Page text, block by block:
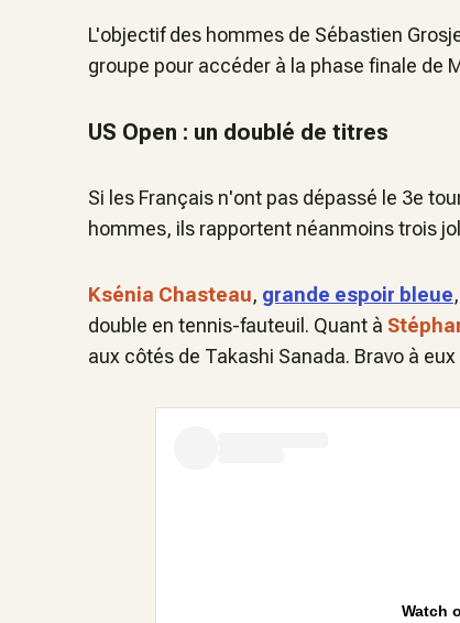
L'objectif des hommes de Sébastien
groupe pour accéder à la phase finale de
US Open : un doublé de titres
Si les Français n'ont pas dépassé le 3e
hommes, ils rapportent néanmoins trois
Ksénia Chasteau, grande espoir bleue
double en tennis-fauteuil. Quant à
aux côtés de Takashi Sanada. Bravo à eux
Watch